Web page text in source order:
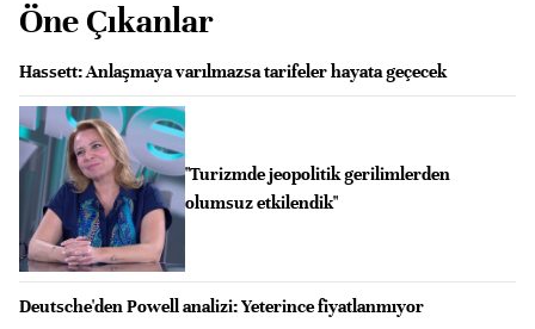
Öne Çıkanlar
Hassett: Anlaşmaya varılmazsa tarifeler hayata geçecek
"Turizmde jeopolitik gerilimlerden
olumsuz etkilendik"
Deutsche'den Powell analizi: Yeterince fiyatlanmıyor